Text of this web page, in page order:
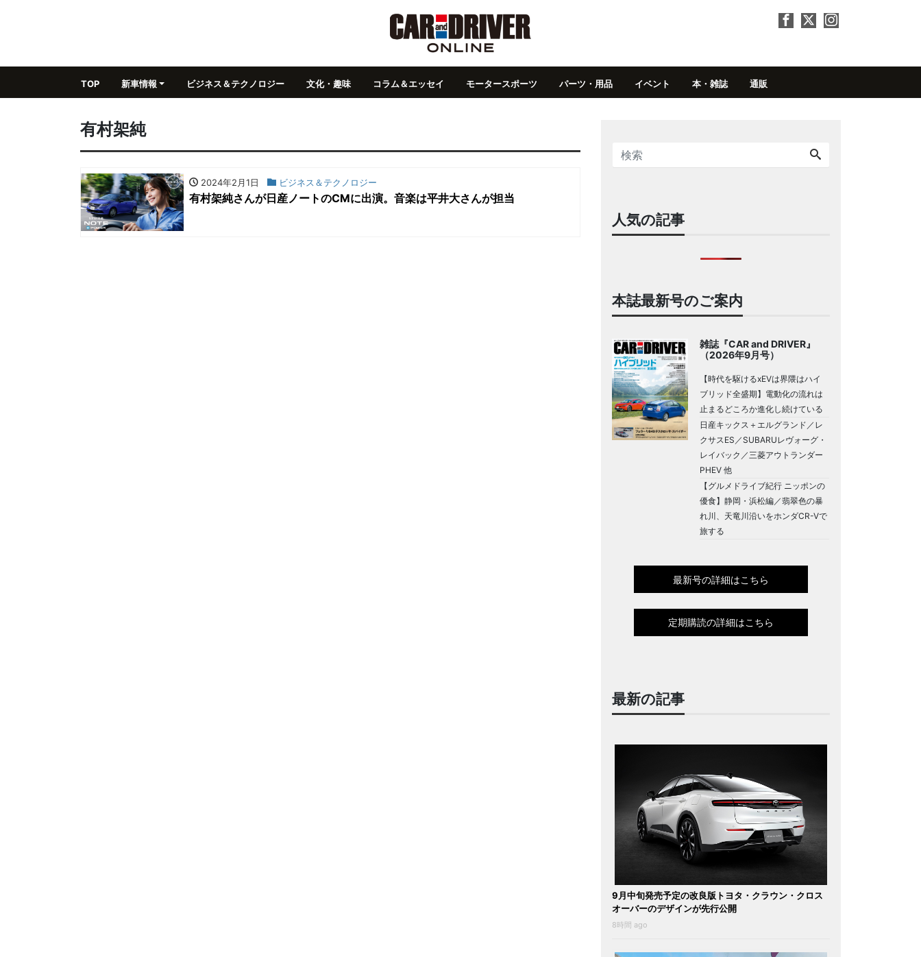
TOP 新車情報 ビジネス＆テクノロジー 文化・趣味 コラム＆エッセイ モータースポーツ パーツ・用品 イベント 本・雑誌 通販
有村架純
2024年2月1日 ビジネス＆テクノロジー
有村架純さんが日産ノートのCMに出演。音楽は平井大さんが担当
人気の記事
本誌最新号のご案内
雑誌『CAR and DRIVER』
（2026年9月号）
【時代を駆けるxEVは界隈はハイ
ブリッド全盛期】電動化の流れは
止まるどころか進化し続けている
日産キックス＋エルグランド／レ
クサスES／SUBARUレヴォーグ・
レイバック／三菱アウトランダー
PHEV 他
【グルメドライブ紀行 ニッポンの
優食】静岡・浜松編／翡翠色の暴
れ川、天竜川沿いをホンダCR-Vで
旅する
最新号の詳細はこちら
定期購読の詳細はこちら
最新の記事
9月中旬発売予定の改良版トヨタ・クラウン・クロス
オーバーのデザインが先行公開
8時間 ago